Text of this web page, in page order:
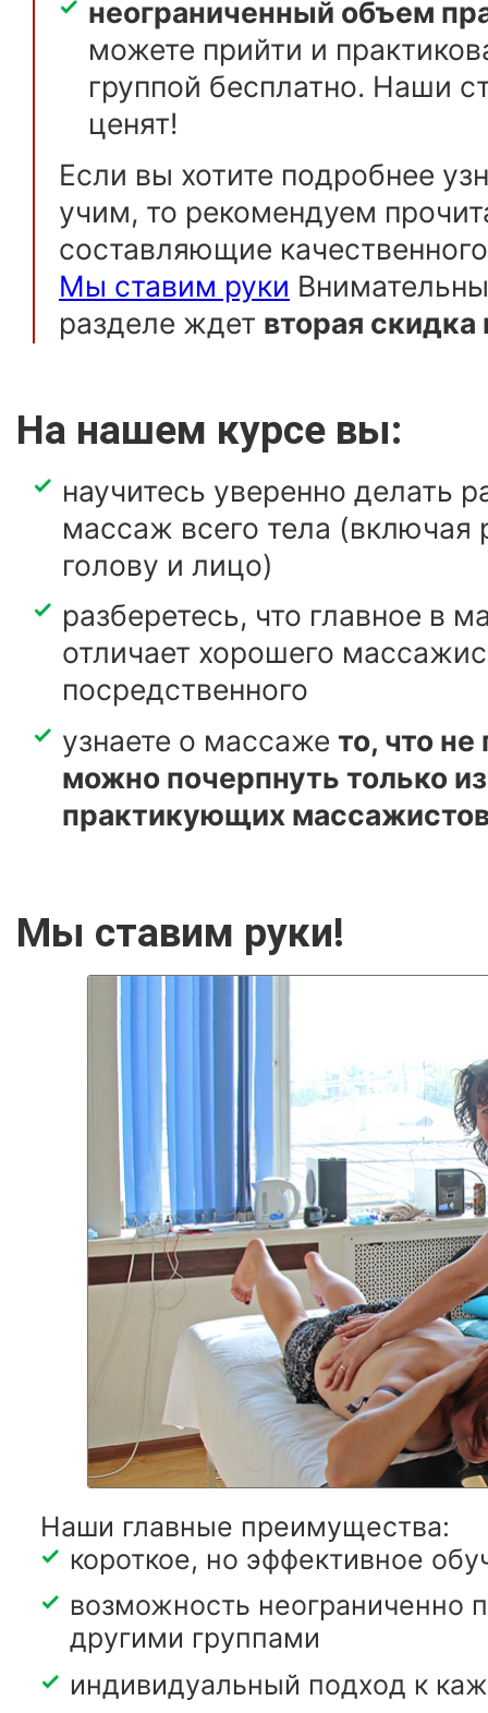
неограниченный объем
можете прийти и
группой бесплатно. Наши
ценят!
Если вы хотите подробнее
учим, то рекомендуем
составляющие
Мы ставим руки
разделе ждет вторая скидка
На нашем курсе вы:
научитесь уверенно делать
массаж всего тела (включая
голову и лицо)
разберетесь, что главное в
отличает хорошего
посредственного
узнаете о массаже то, что не
можно почерпнуть только
практикующих
Мы ставим руки!
Наши главные преимущества:
короткое, но эффективное
возможность неограниченно
другими группами
индивидуальный подход к